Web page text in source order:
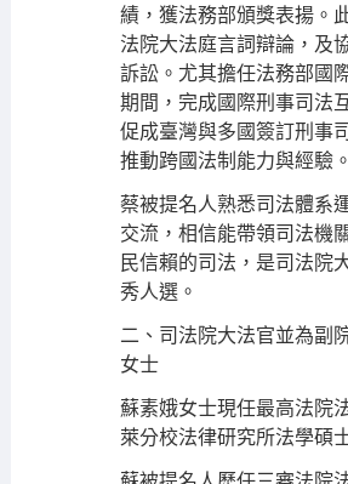
績，獲法務部頒獎表揚。
法院大法庭言詞辯論，及
訴訟。尤其擔任法務部國
期間，完成國際刑事司法
促成臺灣與多國簽訂刑事
推動跨國法制能力與經驗。
蔡被提名人熟悉司法體系
交流，相信能帶領司法機
民信賴的司法，是司法院
秀人選。
二、司法院大法官並為副
女士
蘇素娥女士現任最高法院
萊分校法律研究所法學碩